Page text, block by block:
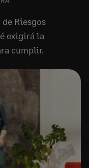
Riesgos
exigirá la
cumplir.